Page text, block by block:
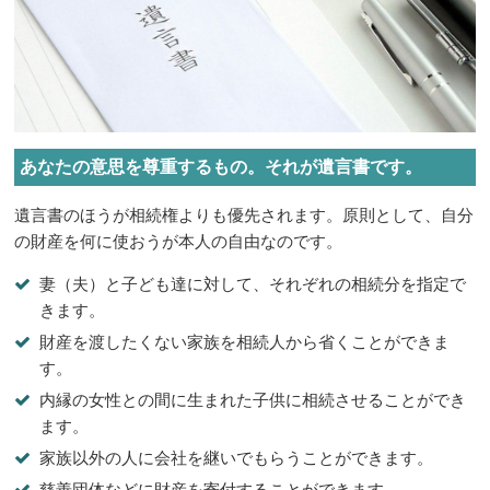
あなたの意思を尊重するもの。それが遺言書です。
遺言書のほうが相続権よりも優先されます。原則として、自分
の財産を何に使おうが本人の自由なのです。
妻（夫）と子ども達に対して、それぞれの相続分を指定で
きます。
財産を渡したくない家族を相続人から省くことができま
す。
内縁の女性との間に生まれた子供に相続させることができ
ます。
家族以外の人に会社を継いでもらうことができます。